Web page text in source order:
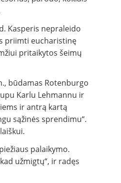
Kasperis nepraleido
priimti eucharistinę
pritaikytos šeimų
būdamas Rotenburgo
Karlu Lehmannu ir
ir antrą kartą
sąžinės sprendimu“.
palaikymo.
užmigtų“, ir radęs